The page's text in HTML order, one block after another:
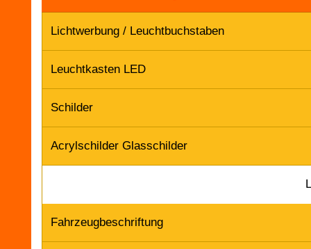
Lichtwerbung / Leuchtbuchstaben
Leuchtkasten LED
Schilder
Acrylschilder Glasschilder
Fahrzeugbeschriftung